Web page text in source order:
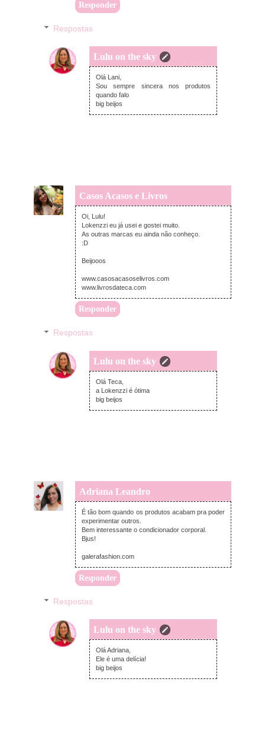
Responder
Respostas
Lulu on the sky
quinta-feira, outubro 26, 2017
Olá Lani,
Sou sempre sincera nos produtos
quando falo
big beijos
Casos Acasos e Livros
quarta-feira, outubro 25, 2017
Oi, Lulu!
Lokenzzi eu já usei e gostei muito.
As outras marcas eu ainda não conheço.
:D
Beijooos
www.casosacasoselivros.com
www.livrosdateca.com
Responder
Respostas
Lulu on the sky
quinta-feira, outubro 26, 2017
Olá Teca,
a Lokenzzi é ótima
big beijos
Adriana Leandro
quarta-feira, outubro 25, 2017
É tão bom quando os produtos acabam pra poder
experimentar outros.
Bem interessante o condicionador corporal.
Bjus!
galerafashion.com
Responder
Respostas
Lulu on the sky
quinta-feira, outubro 26, 2017
Olá Adriana,
Ele é uma delícia!
big beijos